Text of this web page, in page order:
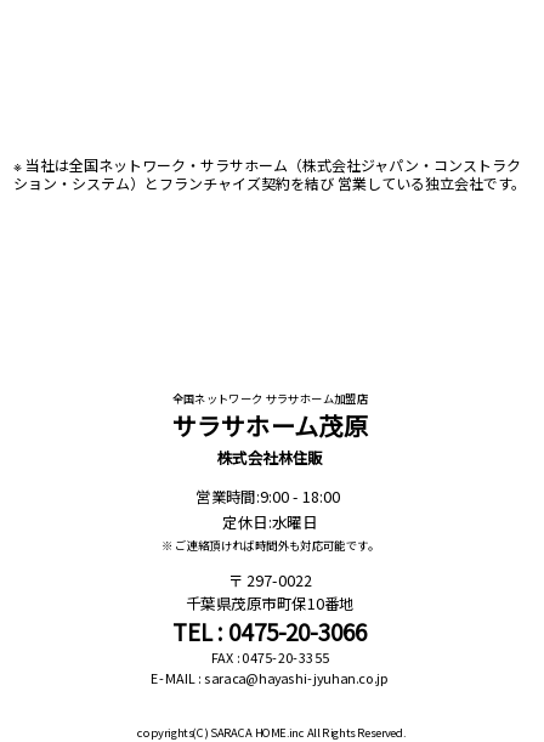
※ 当社は全国ネットワーク・サラサホーム（株式会社ジャパン・コンストラク
ション・システム）とフランチャイズ契約を結び 営業している独立会社です。
全国ネットワーク サラサホーム加盟店
サラサホーム茂原
株式会社林住販
営業時間:9:00 - 18:00
定休日:水曜日
※ ご連絡頂ければ時間外も対応可能です。
297-0022
千葉県茂原市町保10番地
TEL : 0475-20-3066
FAX : 0475-20-3355
E-MAIL : saraca@hayashi-jyuhan.co.jp
copyrights(C)SARACA HOME.inc All Rights Reserved.